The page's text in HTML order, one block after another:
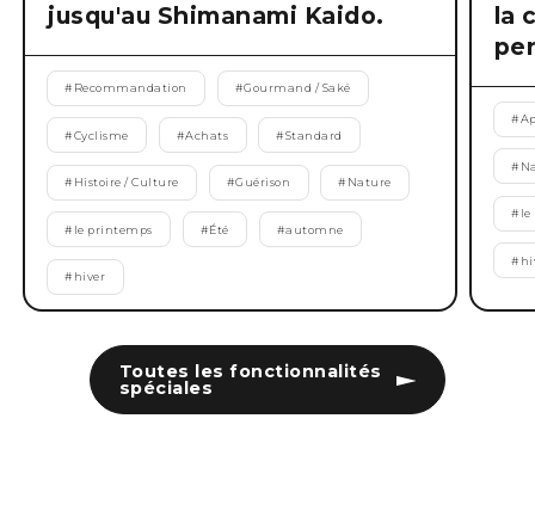
Toutes les fonctionnalités
spéciales
jusqu'au Shimanami Kaido.
# Recommandation #Gourmand / Saké
#Cyclisme #Achats #Standard
# Histoire / Culture #Guérison # Nature
# le printemps #Été #automne
# hiver
la
#
#
# le
#